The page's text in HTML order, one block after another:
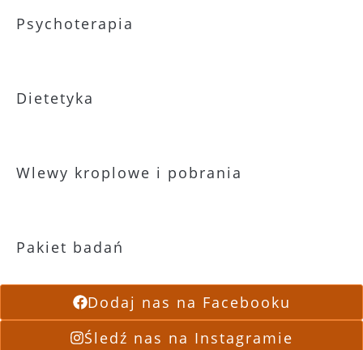
Psychoterapia
Dietetyka
Wlewy kroplowe i pobrania
Pakiet badań
Dodaj nas na Facebooku
Śledź nas na Instagramie